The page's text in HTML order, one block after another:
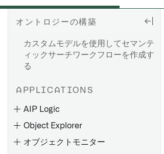
オントロジーの構築
概要
オブジェクトタイプのプロパ
ティを編集する
編集専用プロパティ
必須プロパティ
パラメーターのドロップダウ
ンの結果をフィルター処理す
オブジェクトドロップダウン
のセキュリティ考慮事項
概要
はじめに
Non-null assertion
operator（非 null アサーショ
debug.md
必要なライブラリをインポー
トします
オブジェクトに対する関数
Palantir提供モデルを使用してセマ
ンティック検索ワークフローを作成
する
カスタムモデルを使用してセマンテ
ィックサーチワークフローを作成す
る
APPLICATIONS
AIP Logic
Object Explorer
オブジェクトモニター